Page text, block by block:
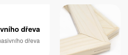
dřeva
dřeva